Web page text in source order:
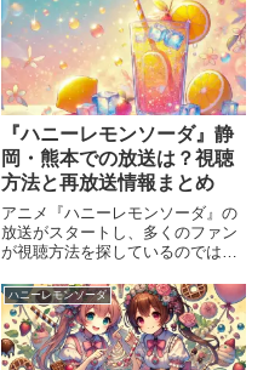
『ハニーレモンソーダ』静
岡・熊本での放送は？視聴
方法と再放送情報まとめ
アニメ『ハニーレモンソーダ』の
放送がスタートし、多くのファン
が視聴方法を探しているのではな
や熊本での放送情報、視聴方法、
再放送の有無について詳しくまと
めました。
ハニーレモンソーダ